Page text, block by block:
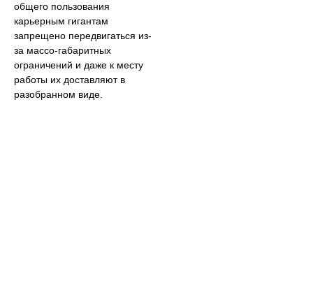
общего пользования
карьерным гигантам
запрещено передвигаться из-
за массо-габаритных
ограничений и даже к месту
работы их доставляют в
разобранном виде.